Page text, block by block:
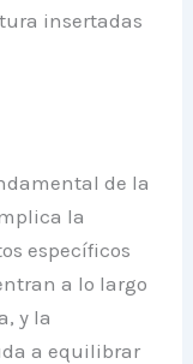
insertadas
de la
la
específicos
a lo largo
y la
a equilibrar